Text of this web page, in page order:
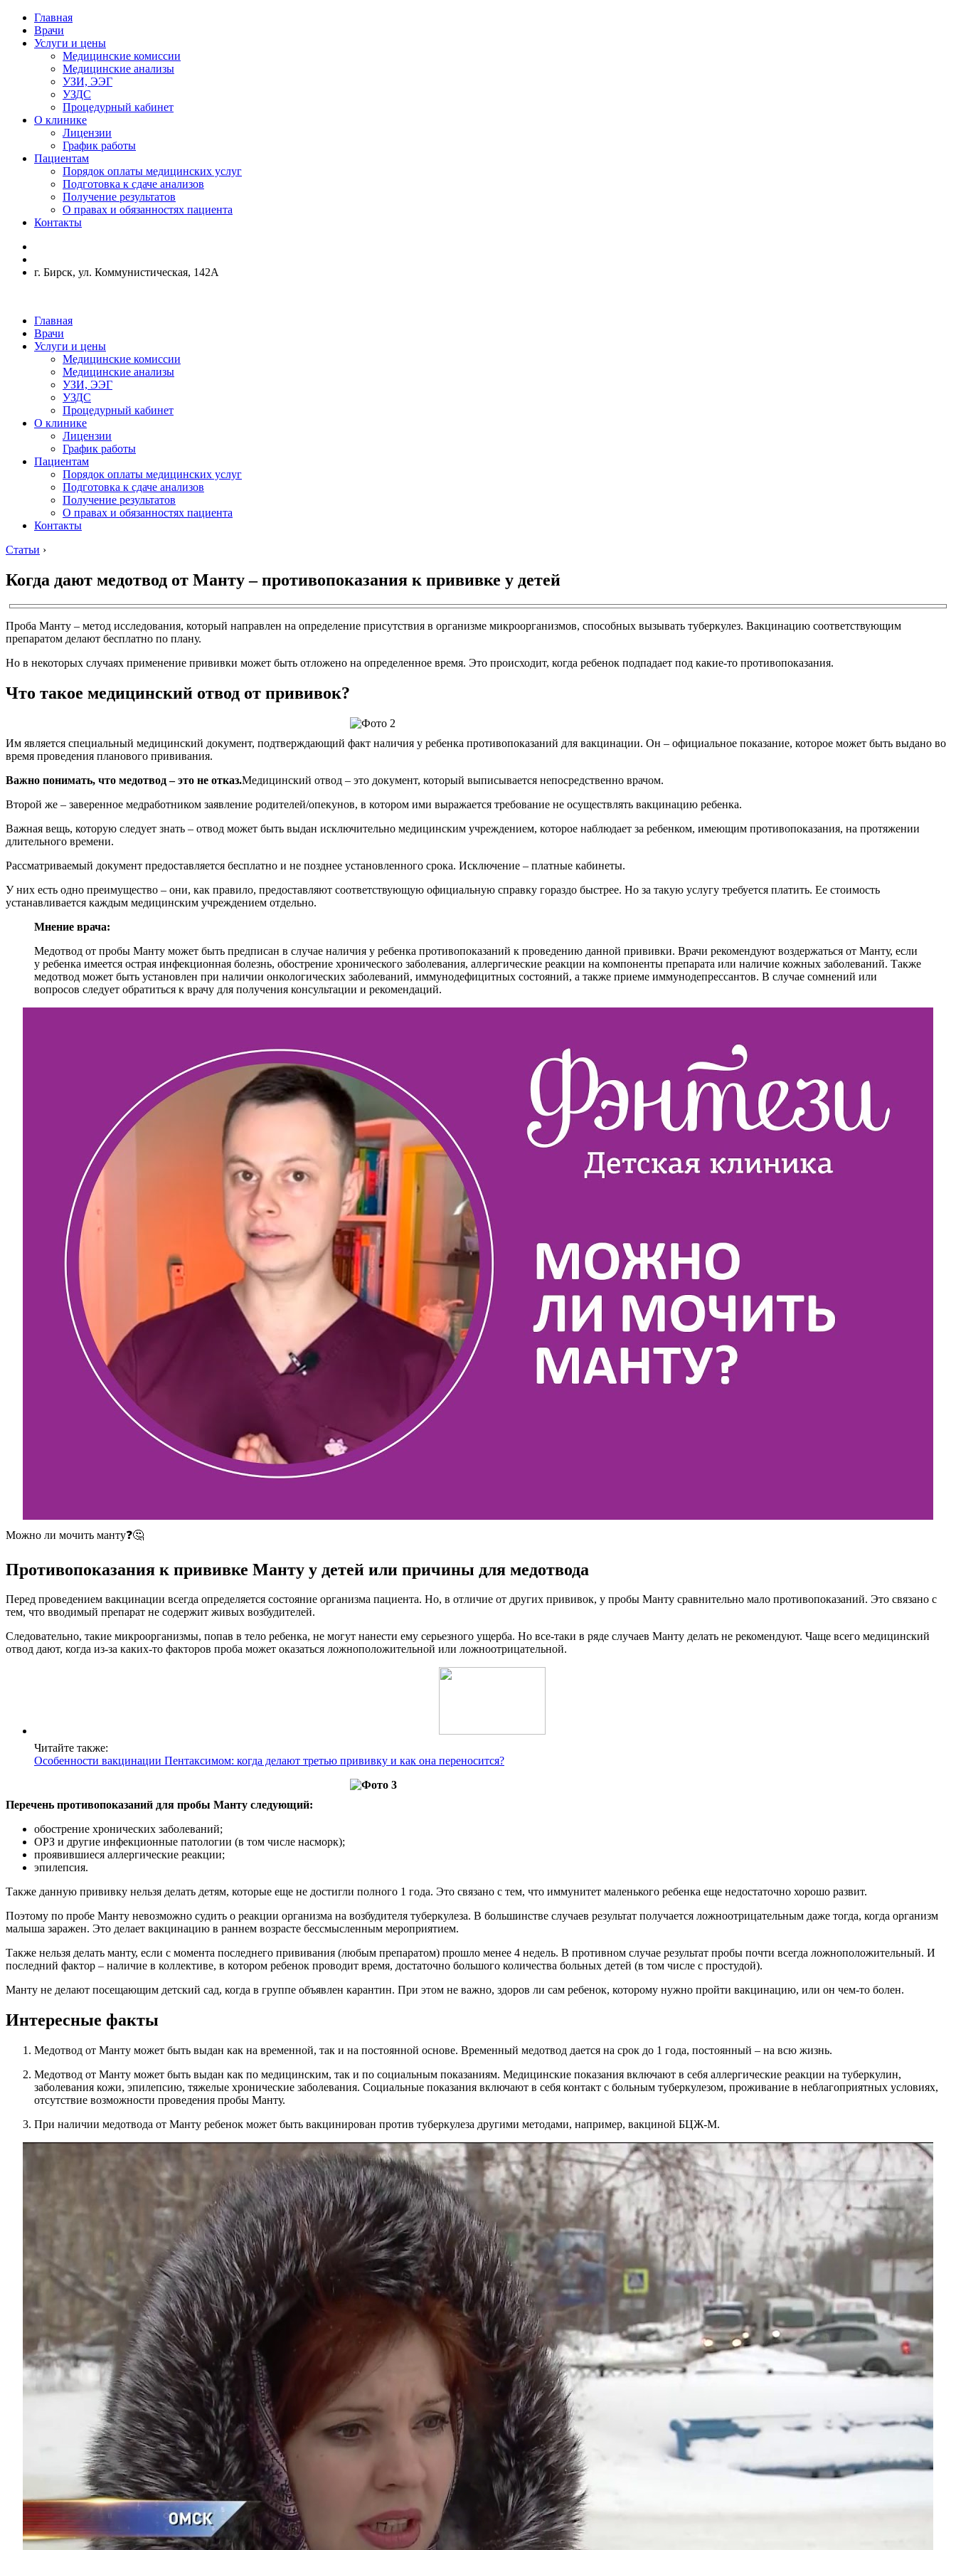
Главная
Врачи
Услуги и цены
Медицинские комиссии
Медицинские анализы
УЗИ, ЭЭГ
УЗДС
Процедурный кабинет
О клинике
Лицензии
График работы
Пациентам
Порядок оплаты медицинских услуг
Подготовка к сдаче анализов
Получение результатов
О правах и обязанностях пациента
Контакты
г. Бирск, ул. Коммунистическая, 142А
Главная
Врачи
Услуги и цены
Медицинские комиссии
Медицинские анализы
УЗИ, ЭЭГ
УЗДС
Процедурный кабинет
О клинике
Лицензии
График работы
Пациентам
Порядок оплаты медицинских услуг
Подготовка к сдаче анализов
Получение результатов
О правах и обязанностях пациента
Контакты
Статьи ›
Когда дают медотвод от Манту – противопоказания к прививке у детей
Проба Манту – метод исследования, который направлен на определение присутствия в организме микроорганизмов, способных вызывать туберкулез. Вакцинацию соответствующим
препаратом делают бесплатно по плану.
Но в некоторых случаях применение прививки может быть отложено на определенное время. Это происходит, когда ребенок подпадает под какие-то противопоказания.
Что такое медицинский отвод от прививок?
Им является специальный медицинский документ, подтверждающий факт наличия у ребенка противопоказаний для вакцинации. Он – официальное показание, которое может быть выдано во
время проведения планового прививания.
Важно понимать, что медотвод – это не отказ.Медицинский отвод – это документ, который выписывается непосредственно врачом.
Второй же – заверенное медработником заявление родителей/опекунов, в котором ими выражается требование не осуществлять вакцинацию ребенка.
Важная вещь, которую следует знать – отвод может быть выдан исключительно медицинским учреждением, которое наблюдает за ребенком, имеющим противопоказания, на протяжении
длительного времени.
Рассматриваемый документ предоставляется бесплатно и не позднее установленного срока. Исключение – платные кабинеты.
У них есть одно преимущество – они, как правило, предоставляют соответствующую официальную справку гораздо быстрее. Но за такую услугу требуется платить. Ее стоимость
устанавливается каждым медицинским учреждением отдельно.
Мнение врача:
Медотвод от пробы Манту может быть предписан в случае наличия у ребенка противопоказаний к проведению данной прививки. Врачи рекомендуют воздержаться от Манту, если
у ребенка имеется острая инфекционная болезнь, обострение хронического заболевания, аллергические реакции на компоненты препарата или наличие кожных заболеваний. Также
медотвод может быть установлен при наличии онкологических заболеваний, иммунодефицитных состояний, а также приеме иммунодепрессантов. В случае сомнений или
вопросов следует обратиться к врачу для получения консультации и рекомендаций.
Можно ли мочить манту❓🤔
Противопоказания к прививке Манту у детей или причины для медотвода
Перед проведением вакцинации всегда определяется состояние организма пациента. Но, в отличие от других прививок, у пробы Манту сравнительно мало противопоказаний. Это связано с
тем, что вводимый препарат не содержит живых возбудителей.
Следовательно, такие микроорганизмы, попав в тело ребенка, не могут нанести ему серьезного ущерба. Но все-таки в ряде случаев Манту делать не рекомендуют. Чаще всего медицинский
отвод дают, когда из-за каких-то факторов проба может оказаться ложноположительной или ложноотрицательной.
Читайте также:
Особенности вакцинации Пентаксимом: когда делают третью прививку и как она переносится?
Перечень противопоказаний для пробы Манту следующий:
обострение хронических заболеваний;
ОРЗ и другие инфекционные патологии (в том числе насморк);
проявившиеся аллергические реакции;
эпилепсия.
Также данную прививку нельзя делать детям, которые еще не достигли полного 1 года. Это связано с тем, что иммунитет маленького ребенка еще недостаточно хорошо развит.
Поэтому по пробе Манту невозможно судить о реакции организма на возбудителя туберкулеза. В большинстве случаев результат получается ложноотрицательным даже тогда, когда организм
малыша заражен. Это делает вакцинацию в раннем возрасте бессмысленным мероприятием.
Также нельзя делать манту, если с момента последнего прививания (любым препаратом) прошло менее 4 недель. В противном случае результат пробы почти всегда ложноположительный. И
последний фактор – наличие в коллективе, в котором ребенок проводит время, достаточно большого количества больных детей (в том числе с простудой).
Манту не делают посещающим детский сад, когда в группе объявлен карантин. При этом не важно, здоров ли сам ребенок, которому нужно пройти вакцинацию, или он чем-то болен.
Интересные факты
Медотвод от Манту может быть выдан как на временной, так и на постоянной основе. Временный медотвод дается на срок до 1 года, постоянный – на всю жизнь.
Медотвод от Манту может быть выдан как по медицинским, так и по социальным показаниям. Медицинские показания включают в себя аллергические реакции на туберкулин,
заболевания кожи, эпилепсию, тяжелые хронические заболевания. Социальные показания включают в себя контакт с больным туберкулезом, проживание в неблагоприятных условиях,
отсутствие возможности проведения пробы Манту.
При наличии медотвода от Манту ребенок может быть вакцинирован против туберкулеза другими методами, например, вакциной БЦЖ-М.